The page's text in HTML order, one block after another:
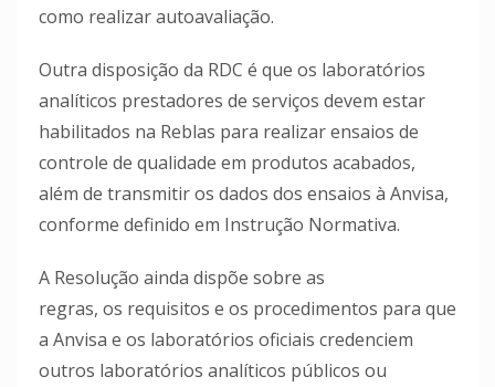
como realizar autoavaliação.
Outra disposição da RDC é que os laboratórios
analíticos prestadores de serviços devem estar
habilitados na Reblas para realizar ensaios de
controle de qualidade em produtos acabados,
além de transmitir os dados dos ensaios à Anvisa,
conforme definido em Instrução Normativa.
A Resolução ainda dispõe sobre as
regras, os requisitos e os procedimentos para que
a Anvisa e os laboratórios oficiais credenciem
outros laboratórios analíticos públicos ou